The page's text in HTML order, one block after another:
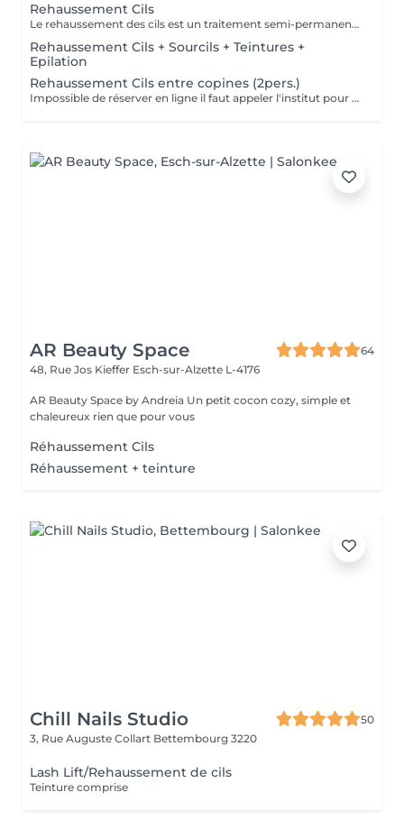
Rehaussement Cils
Le rehaussement des cils est un traitement semi-permanent qui donne une courbure naturelle et un effet lifté. Vous pouvez opter pour une technique coréen si vous le désirez. Les 24-48 premières heures sont cruciales. Voici les recommandations à suivre après la prestation pour optimiser les résultats et la tenue: -Evitez l'eau, la vapeur, l'humidité et la chaleur excessive (pas de douche chaude, sauna, hammam) -Ne frottez pas vos yeux et ne dormez pas le visage écrasé contre l'oreiller -Pas de maquillage sur la zone (mascara, fards, crayon) pendant 24 à 48h -Evitez les produits gras ou huileux qui peuvent réduire la durée du rehaussement -Hydratez vos cils avec un sérum adapté pour prolonger l'effet -Ne courbez pas vos cils avec un recourbe-cils mécanique, cela peut casser la courbure En respectant ces conseils, le rehaussement durera entre 4 à 6 semaines avec un effet optimal.
Rehaussement Cils + Sourcils + Teintures +
Epilation
Rehaussement Cils entre copines (2pers.)
Impossible de réserver en ligne il faut appeler l'institut pour la réservation
AR Beauty Space
64
48, Rue Jos Kieffer Esch-sur-Alzette L-4176
AR Beauty Space by Andreia Un petit cocon cozy, simple et
chaleureux rien que pour vous
Réhaussement Cils
Réhaussement + teinture
Chill Nails Studio
50
3, Rue Auguste Collart Bettembourg 3220
Lash Lift/Rehaussement de cils
Teinture comprise